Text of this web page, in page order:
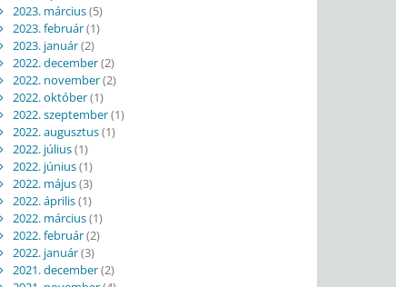
2023. március(5)
2023. február(1)
2023. január(2)
2022. december(2)
2022. november(2)
2022. október(1)
2022. szeptember(1)
2022. augusztus(1)
2022. július(1)
2022. június(1)
2022. május(3)
2022. április(1)
2022. március(1)
2022. február(2)
2022. január(3)
2021. december(2)